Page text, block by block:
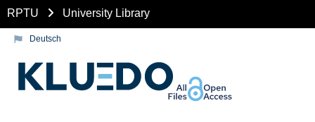
RPTU University Library
Deutsch